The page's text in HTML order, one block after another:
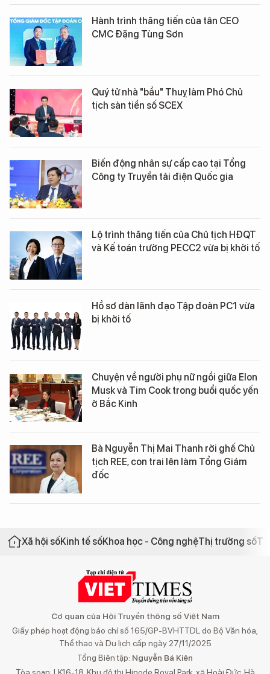
Hành trình thăng tiến của tân CEO
CMC Đặng Tùng Sơn
Quý tử nhà "bầu" Thuỵ làm Phó Chủ
tịch sàn tiền số SCEX
Biến động nhân sự cấp cao tại Tổng
Công ty Truyền tải điện Quốc gia
Lộ trình thăng tiến của Chủ tịch HĐQT
và Kế toán trưởng PECC2 vừa bị khởi tố
Hồ sơ dàn lãnh đạo Tập đoàn PC1 vừa
bị khởi tố
Chuyện về người phụ nữ ngồi giữa Elon
Musk và Tim Cook trong buổi quốc yến
ở Bắc Kinh
Bà Nguyễn Thị Mai Thanh rời ghế Chủ
tịch REE, con trai lên làm Tổng Giám
đốc
Xã hội sốKinh tế sốKhoa học - Công nghệThị trường số
Cơ quan của Hội Truyền thông số Việt Nam
Giấy phép hoạt động báo chí số 165/GP-BVHTTDL do Bộ Văn hóa,
Thể thao và Du lịch cấp ngày 27/11/2025
Tổng Biên tập: Nguyễn Bá Kiên
Tòa soạn: LK16-18, Khu đô thị Hinode Royal Park, xã Hoài Đức, Hà